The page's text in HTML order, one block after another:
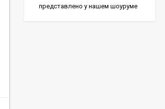
представлено у нашем шоуруме